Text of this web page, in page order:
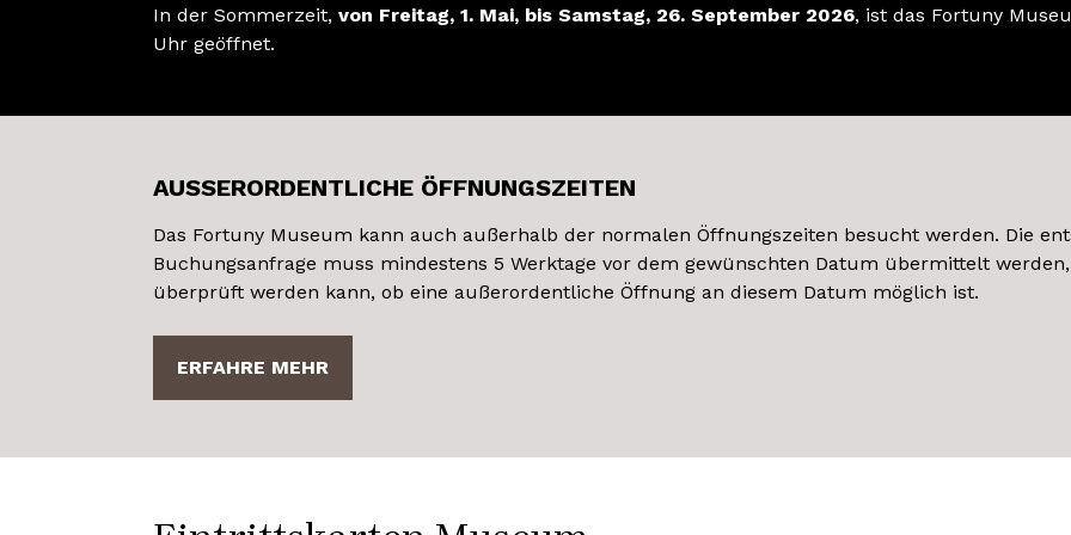
In der Sommerzeit, von Freitag, 1. Mai, bis Samstag, 26. September 2026, ist das Fortuny
Uhr geöffnet.
AUSSERORDENTLICHE ÖFFNUNGSZEITEN
Das Fortuny Museum kann auch außerhalb der normalen Öffnungszeiten besucht werden. Die
Buchungsanfrage muss mindestens 5 Werktage vor dem gewünschten Datum übermittelt
überprüft werden kann, ob eine außerordentliche Öffnung an diesem Datum möglich ist.
ERFAHRE MEHR